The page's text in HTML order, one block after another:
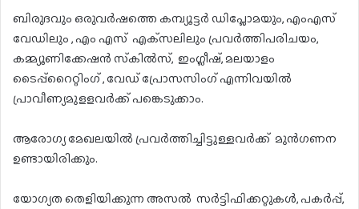
ബിരുദവും ഒരുവര്‍ഷത്തെ കമ്പ്യൂട്ടര്‍ ഡിപ്ലോമയും, എംഎസ്
വേഡിലും , എം എസ് എക്‌സലിലും പ്രവര്‍ത്തിപരിചയം,
കമ്മ്യൂണിക്കേഷന്‍ സ്‌കില്‍സ്, ഇംഗ്ലീഷ്, മലയാളം
ടൈപ്പ്‌റൈറ്റിംഗ് , വേഡ് പ്രോസസിംഗ് എന്നിവയില്‍
പ്രാവീണ്യമുളളവര്‍ക്ക് പങ്കെടുക്കാം.
ആരോഗ്യ മേഖലയിൽ പ്രവര്‍ത്തിച്ചിട്ടുള്ളവർക്ക് മുന്‍ഗണന
ഉണ്ടായിരിക്കും.
യോഗ്യത തെളിയിക്കുന്ന അസൽ സര്‍ട്ടിഫിക്കറ്റുകൾ, പകര്‍പ്പ്,